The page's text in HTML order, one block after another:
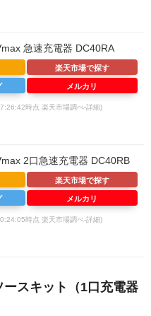
急速充電器 DC40RA
時点 楽天市場調べ-詳細)
楽天市場で探す
メルカリ
2口急速充電器 DC40RB
時点 楽天市場調べ-詳細)
楽天市場で探す
メルカリ
スキット（1口充電器